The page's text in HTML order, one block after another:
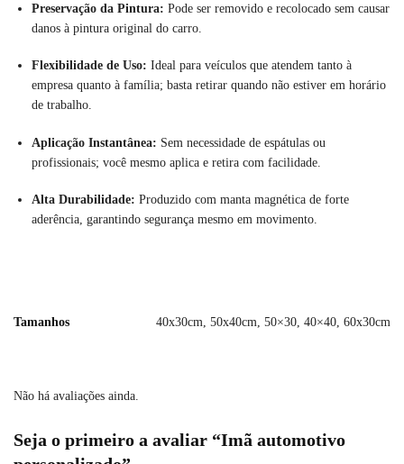
Preservação da Pintura: Pode ser removido e recolocado sem causar
danos à pintura original do carro.
Flexibilidade de Uso: Ideal para veículos que atendem tanto à
empresa quanto à família; basta retirar quando não estiver em horário
de trabalho.
Aplicação Instantânea: Sem necessidade de espátulas ou
profissionais; você mesmo aplica e retira com facilidade.
Alta Durabilidade: Produzido com manta magnética de forte
aderência, garantindo segurança mesmo em movimento.
Tamanhos 40x30cm, 50x40cm, 50×30, 40×40, 60x30cm
Não há avaliações ainda.
Seja o primeiro a avaliar “Imã automotivo